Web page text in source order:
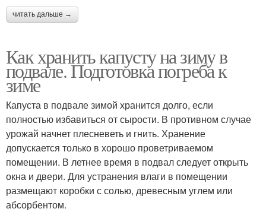
читать дальше →
Как хранить капусту на зиму в
подвале. Подготовка погреба к
зиме
Капуста в подвале зимой хранится долго, если
полностью избавиться от сырости. В противном случае
урожай начнет плесневеть и гнить. Хранение
допускается только в хорошо проветриваемом
помещении. В летнее время в подвал следует открыть
окна и двери. Для устранения влаги в помещении
размещают коробки с солью, древесным углем или
абсорбентом.